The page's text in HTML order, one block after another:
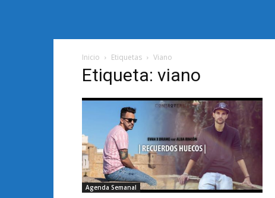
Inicio Etiquetas Viano
Etiqueta: viano
Agenda Semanal